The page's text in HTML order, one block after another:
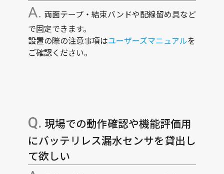
両面テープ・結束バンドや配線留め具など
で固定できます。
設置の際の注意事項はユーザーズマニュアルを
ご確認ください。
現場での動作確認や機能評価用
にバッテリレス漏水センサを貸出し
て欲しい